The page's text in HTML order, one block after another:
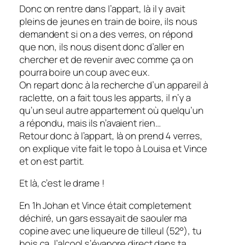
Donc on rentre dans l’appart, là il y avait
pleins de jeunes en train de boire, ils nous
demandent si on a des verres, on répond
que non, ils nous disent donc d’aller en
chercher et de revenir avec comme ça on
pourra boire un coup avec eux.
On repart donc à la recherche d’un appareil à
raclette, on a fait tous les apparts, il n’y a
qu’un seul autre appartement où quelqu’un
a répondu, mais ils n’avaient rien…
Retour donc à l’appart, là on prend 4 verres,
on explique vite fait le topo à Louisa et Vince
et on est partit.
Et là, c’est le drame !
En 1h Johan et Vince était completement
déchiré, un gars essayait de saouler ma
copine avec une liqueure de tilleul (52°), tu